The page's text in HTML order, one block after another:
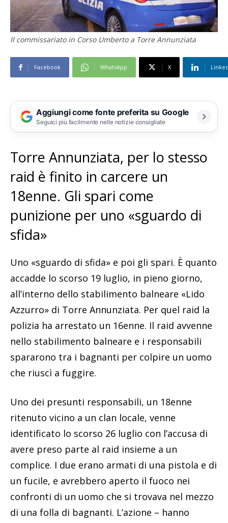
Il commissariato in Corso Umberto a Torre Annunziata
Facebook WhatsApp X
Aggiungi come fonte preferita su Google
Seguici più facilmente nelle notizie consigliate
Torre Annunziata, per lo stesso
raid è finito in carcere un
18enne. Gli spari come
punizione per uno «sguardo di
sfida»
Uno «sguardo di sfida» e poi gli spari. È quanto
accadde lo scorso 19 luglio, in pieno giorno,
all’interno dello stabilimento balneare «Lido
Azzurro» di Torre Annunziata. Per quel raid la
polizia ha arrestato un 16enne. Il raid avvenne
nello stabilimento balneare e i responsabili
spararono tra i bagnanti per colpire un uomo
che riuscì a fuggire.
Uno dei presunti responsabili, un 18enne
ritenuto vicino a un clan locale, venne
identificato lo scorso 26 luglio con l’accusa di
avere preso parte al raid insieme a un
complice. I due erano armati di una pistola e di
un fucile, e avrebbero aperto il fuoco nei
confronti di un uomo che si trovava nel mezzo
di una folla di bagnanti. L’azione – hanno